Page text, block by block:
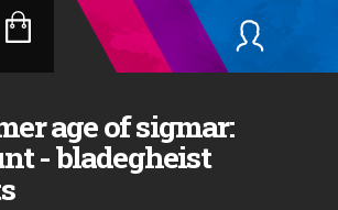
NÁKUPNÍ
KOŠÍK
age of sigmar:
- bladegheist